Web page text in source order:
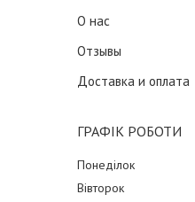
О нас
Отзывы
Доставка и оплата
ГРАФІК РОБОТИ
Понеділок
Вівторок